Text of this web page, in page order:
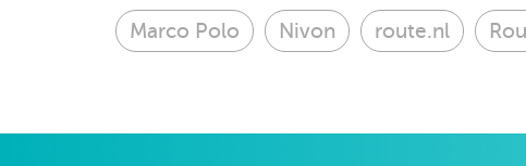
Marco Polo Nivon route.nl